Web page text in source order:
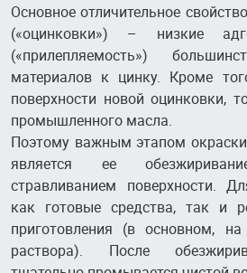
Основное отличительное
(«оцинковки») – низкие
(«прилепляемость»)
материалов к цинку. Кроме
поверхности новой оцинковки,
промышленного масла.
Поэтому важным этапом
является ее
стравливанием поверхности.
как готовые средства, так и
приготовления (в основном,
раствора). После